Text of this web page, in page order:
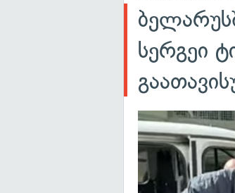
სერგეი